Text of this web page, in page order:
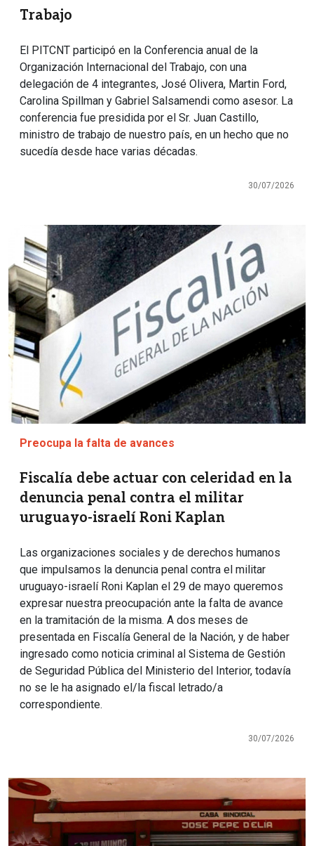
Trabajo
El PITCNT participó en la Conferencia anual de la
Organización Internacional del Trabajo, con una
delegación de 4 integrantes, José Olivera, Martin Ford,
Carolina Spillman y Gabriel Salsamendi como asesor. La
conferencia fue presidida por el Sr. Juan Castillo,
ministro de trabajo de nuestro país, en un hecho que no
sucedía desde hace varias décadas.
30/07/2026
Imagen
Preocupa la falta de avances
Fiscalía debe actuar con celeridad en la
denuncia penal contra el militar
uruguayo-israelí Roni Kaplan
Las organizaciones sociales y de derechos humanos
que impulsamos la denuncia penal contra el militar
uruguayo-israelí Roni Kaplan el 29 de mayo queremos
expresar nuestra preocupación ante la falta de avance
en la tramitación de la misma. A dos meses de
presentada en Fiscalía General de la Nación, y de haber
ingresado como noticia criminal al Sistema de Gestión
de Seguridad Pública del Ministerio del Interior, todavía
no se le ha asignado el/la fiscal letrado/a
correspondiente.
30/07/2026
Imagen